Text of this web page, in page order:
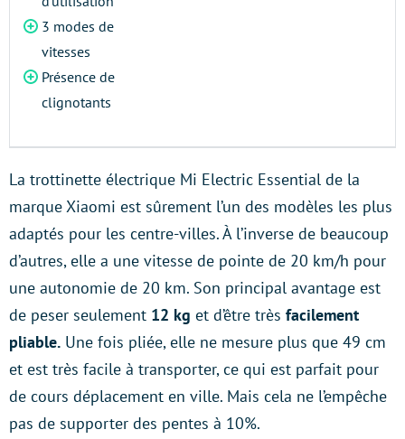
3 modes de
vitesses
Présence de
clignotants
La trottinette électrique Mi Electric Essential de la
marque Xiaomi est sûrement l’un des modèles les plus
adaptés pour les centre-villes. À l’inverse de beaucoup
d’autres, elle a une vitesse de pointe de 20 km/h pour
une autonomie de 20 km. Son principal avantage est
de peser seulement 12 kg et d’être très facilement
pliable. Une fois pliée, elle ne mesure plus que 49 cm
et est très facile à transporter, ce qui est parfait pour
de cours déplacement en ville. Mais cela ne l’empêche
pas de supporter des pentes à 10%.